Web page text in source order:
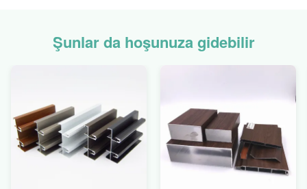
Şunlar da hoşunuza gidebilir